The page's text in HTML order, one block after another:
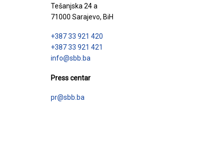
Tešanjska 24 a
71000 Sarajevo, BiH
+387 33 921 420
+387 33 921 421
info@sbb.ba
Press centar
pr@sbb.ba